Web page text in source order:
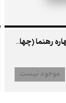
مجموعه نمایشنامه های بهاره رهنما (چهار جلدی قابدار)
موجود نیست